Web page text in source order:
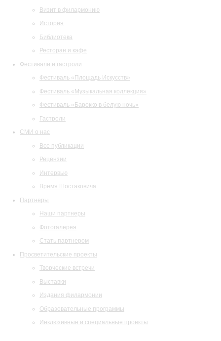
Визит в филармонию
История
Библиотека
Ресторан и кафе
Фестивали и гастроли
Фестиваль «Площадь Искусств»
Фестиваль «Музыкальная коллекция»
Фестиваль «Барокко в белую ночь»
Гастроли
СМИ о нас
Все публикации
Рецензии
Интервью
Время Шостаковича
Партнеры
Наши партнеры
Фотогалерея
Стать партнером
Просветительские проекты
Творческие встречи
Выставки
Издания филармонии
Образовательные программы
Инклюзивные и специальные проекты